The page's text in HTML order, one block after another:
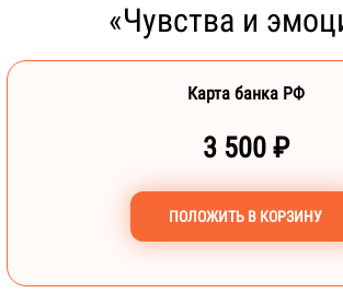
«Чувства и
Карта банка РФ
3 500 ₽
ПОЛОЖИТЬ В КОРЗИНУ